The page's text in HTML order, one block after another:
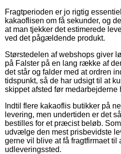
Fragtperioden er jo rigtig
kakaoflisen om få sekunder, og
at man tjekker det estimerede
ved det pågældende produkt.
Størstedelen af webshops giver
på Falster på en lang række af
det står og falder med at ordren
tidspunkt, så de har udsigt til at
skippet afsted før medarbejderne
Indtil flere kakaoflis butikker på
levering, men undertiden er det
bestilles for et præcist beløb.
udvælge den mest prisbevidste
gerne vil blive at få fragtfirmaet til
udleveringssted.